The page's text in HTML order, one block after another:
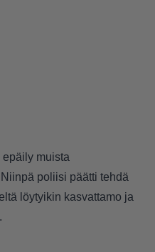
epäily muista
poliisi päätti tehdä
löytyikin kasvattamo ja